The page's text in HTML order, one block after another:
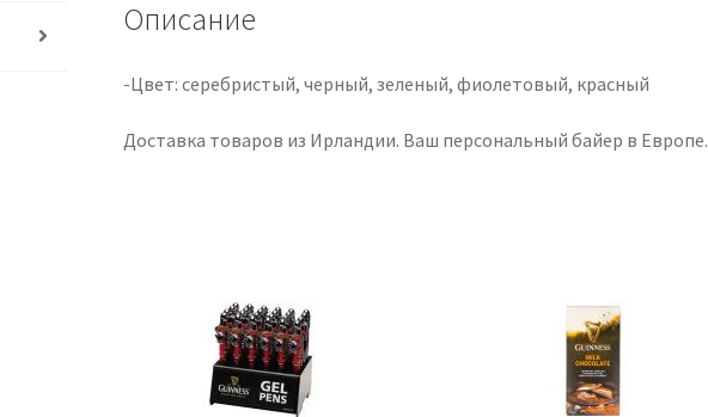
Описание
-Цвет: серебристый, черный, зеленый, фиолетовый, красный
Доставка товаров из Ирландии. Ваш персональный байер в Европе.